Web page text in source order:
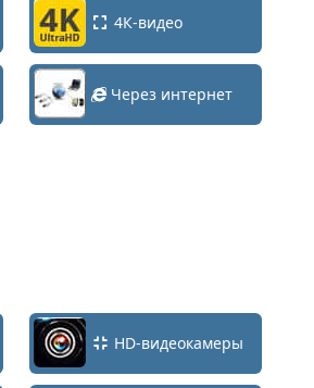
4К-видео
Через интернет
HD-видеокамеры